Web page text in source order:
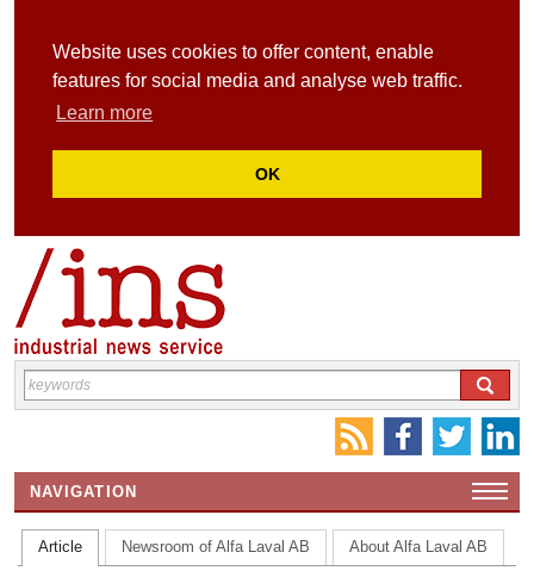
Website uses cookies to offer content, enable
features for social media and analyse web traffic.
Learn more
OK
NAVIGATION
HOME
CONTACT US
Article Newsroom of Alfa Laval AB About Alfa Laval AB